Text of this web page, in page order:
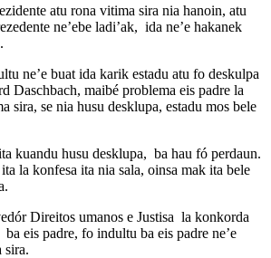
atu rona vitima sira nia hanoin, atu
ne’ebe ladi’ak, ida ne’e hakanek
ne’e buat ida karik estadu atu fo deskulpa
Daschbach, maibé problema eis padre la
sira, se nia husu desklupa, estadu mos bele
kuandu husu desklupa, ba hau fó perdaun.
la konfesa ita nia sala, oinsa mak ita bele
Direitos umanos e Justisa la konkorda
eis padre, fo indultu ba eis padre ne’e
sira.